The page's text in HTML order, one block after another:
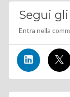
Segui
Entra nella